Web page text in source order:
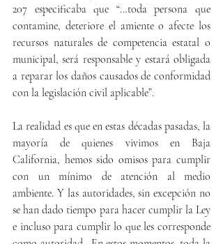
207 especificaba que “…toda persona que
contamine, deteriore el amiente o afecte los
recursos naturales de competencia estatal o
municipal, será responsable y estará obligada
a reparar los daños causados de conformidad
con la legislación civil aplicable”.
La realidad es que en estas décadas pasadas, la
mayoría de quienes vivimos en Baja
California, hemos sido omisos para cumplir
con un mínimo de atención al medio
ambiente. Y las autoridades, sin excepción no
se han dado tiempo para hacer cumplir la Ley
e incluso para cumplir lo que les corresponde